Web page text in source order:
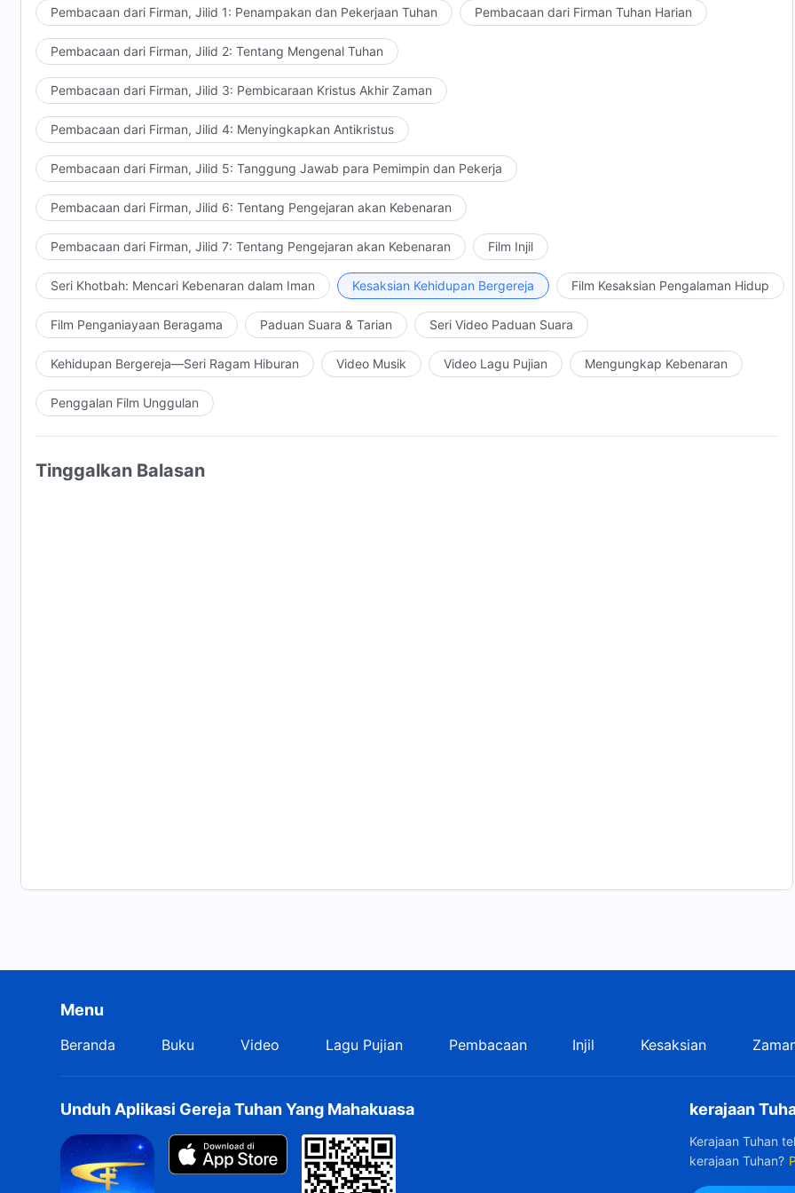
Pembacaan dari Firman, Jilid 1: Penampakan dan Pekerjaan Tuhan Pembacaan dari Firman Tuhan Harian
Pembacaan dari Firman, Jilid 2: Tentang Mengenal Tuhan
Pembacaan dari Firman, Jilid 3: Pembicaraan Kristus Akhir Zaman
Pembacaan dari Firman, Jilid 4: Menyingkapkan Antikristus
Pembacaan dari Firman, Jilid 5: Tanggung Jawab para Pemimpin dan Pekerja
Pembacaan dari Firman, Jilid 6: Tentang Pengejaran akan Kebenaran
Pembacaan dari Firman, Jilid 7: Tentang Pengejaran akan Kebenaran Film Injil
Seri Khotbah: Mencari Kebenaran dalam Iman Kesaksian Kehidupan Bergereja Film Kesaksian Pengalaman Hidup
Film Penganiayaan Beragama Paduan Suara & Tarian Seri Video Paduan Suara
Kehidupan Bergereja—Seri Ragam Hiburan Video Musik Video Lagu Pujian Mengungkap Kebenaran
Penggalan Film Unggulan
Tinggalkan Balasan
Menu
Beranda Buku Video Lagu Pujian Pembacaan Injil Kesaksian
Unduh Aplikasi Gereja Tuhan Yang Mahakuasa kerajaan
Kerajaan Tuhan
kerajaan Tuhan?